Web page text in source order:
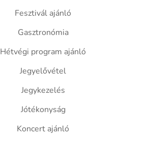
Fesztivál ajánló
Gasztronómia
Hétvégi program ajánló
Jegyelővétel
Jegykezelés
Jótékonyság
Koncert ajánló